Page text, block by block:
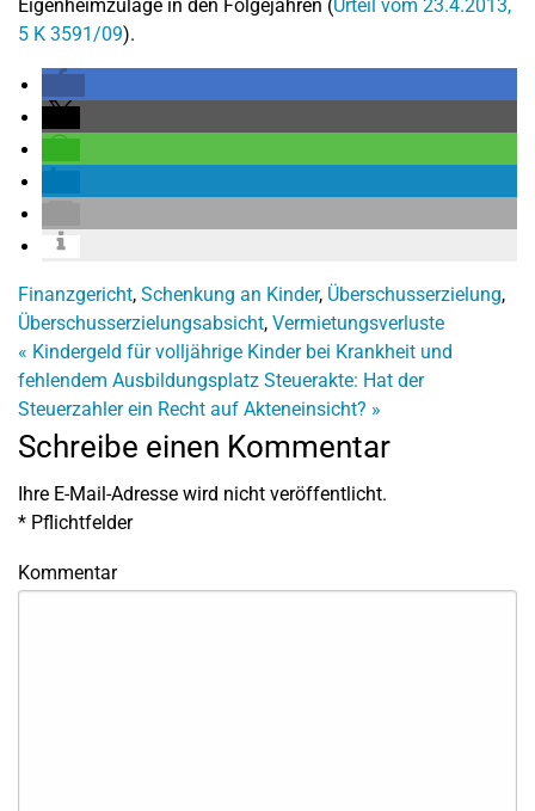
Eigenheimzulage in den Folgejahren (Urteil vom 23.4.2013,
5 K 3591/09).
Finanzgericht, Schenkung an Kinder, Überschusserzielung,
Überschusserzielungsabsicht, Vermietungsverluste
« Kindergeld für volljährige Kinder bei Krankheit und
fehlendem Ausbildungsplatz Steuerakte: Hat der
Steuerzahler ein Recht auf Akteneinsicht? »
Schreibe einen Kommentar
Ihre E-Mail-Adresse wird nicht veröffentlicht.
* Pflichtfelder
Kommentar